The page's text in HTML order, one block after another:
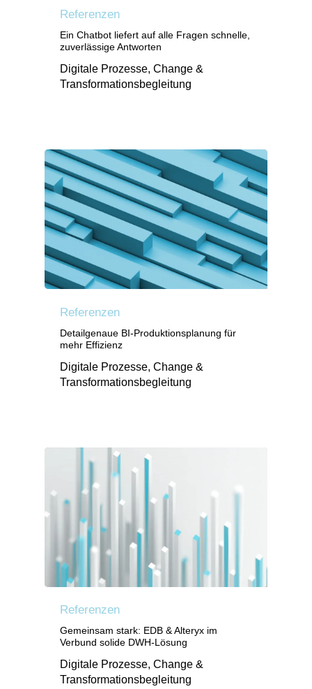
Referenzen
Ein Chatbot liefert auf alle Fragen schnelle,
zuverlässige Antworten
Digitale Prozesse, Change &
Transformationsbegleitung
Referenzen
Detailgenaue BI-Produktionsplanung für
mehr Effizienz
Digitale Prozesse, Change &
Transformationsbegleitung
Referenzen
Gemeinsam stark: EDB & Alteryx im
Verbund solide DWH-Lösung
Digitale Prozesse, Change &
Transformationsbegleitung